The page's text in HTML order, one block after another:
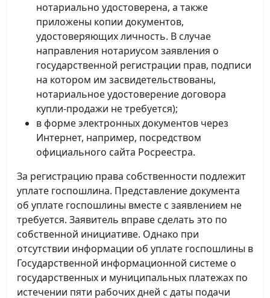
нотариально удостоверена, а также
приложены копии документов,
удостоверяющих личность. В случае
направления нотариусом заявления о
государственной регистрации прав, подписи
на котором им засвидетельствованы,
нотариальное удостоверение договора
купли-продажи не требуется);
в форме электронных документов через
Интернет, например, посредством
официального сайта Росреестра.
За регистрацию права собственности подлежит
уплате госпошлина. Представление документа
об уплате госпошлины вместе с заявлением не
требуется. Заявитель вправе сделать это по
собственной инициативе. Однако при
отсутствии информации об уплате госпошлины в
Государственной информационной системе о
государственных и муниципальных платежах по
истечении пяти рабочих дней с даты подачи